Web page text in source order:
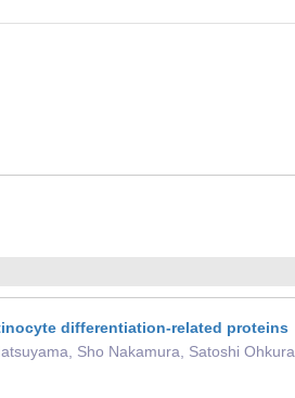
differentiation-related proteins
Sho Nakamura, Satoshi Ohkura,